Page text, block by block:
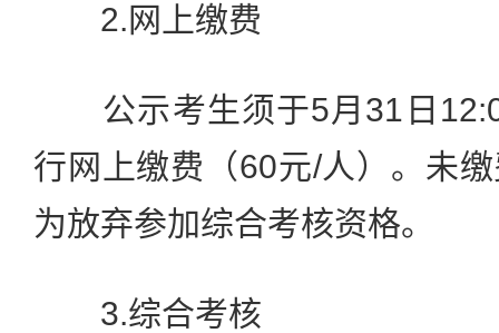
2.网上缴费
公示考生须于5月31日
行网上缴费（60元/人）。未
为放弃参加综合考核资格。
3.综合考核